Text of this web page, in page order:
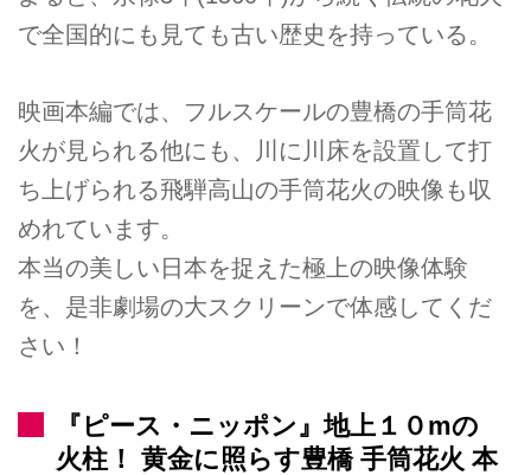
で全国的にも見ても古い歴史を持っている。
映画本編では、フルスケールの豊橋の手筒花
火が見られる他にも、川に川床を設置して打
ち上げられる飛騨高山の手筒花火の映像も収
めれています。
本当の美しい日本を捉えた極上の映像体験
を、是非劇場の大スクリーンで体感してくだ
さい！
『ピース・ニッポン』地上１０mの
火柱！ 黄金に照らす豊橋 手筒花火 本